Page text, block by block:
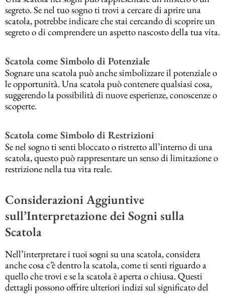
segreto. Se nel tuo sogno ti trovi a cercare di aprire una
scatola, potrebbe indicare che stai cercando di scoprire un
segreto o di comprendere un aspetto nascosto della tua vita.
Scatola come Simbolo di Potenziale
Sognare una scatola può anche simbolizzare il potenziale o
le opportunità. Una scatola può contenere qualsiasi cosa,
suggerendo la possibilità di nuove esperienze, conoscenze o
scoperte.
Scatola come Simbolo di Restrizioni
Se nel sogno ti senti bloccato o ristretto all’interno di una
scatola, questo può rappresentare un senso di limitazione o
restrizione nella tua vita reale.
Considerazioni Aggiuntive
sull’Interpretazione dei Sogni sulla
Scatola
Nell’interpretare i tuoi sogni su una scatola, considera
anche cosa c’è dentro la scatola, come ti senti riguardo a
quello che trovi e se la scatola è aperta o chiusa. Questi
dettagli possono offrire ulteriori indizi sul significato del